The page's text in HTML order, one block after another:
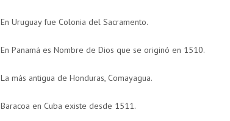
En Uruguay fue Colonia del Sacramento.
En Panamá es Nombre de Dios que se originó en 1510.
La más antigua de Honduras, Comayagua.
Baracoa en Cuba existe desde 1511.